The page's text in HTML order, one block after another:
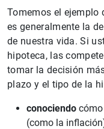
Tomemos el ejemplo
es generalmente la
de nuestra vida. Si
hipoteca, las
tomar la decisión
plazo y el tipo de la
conociendo
(como la